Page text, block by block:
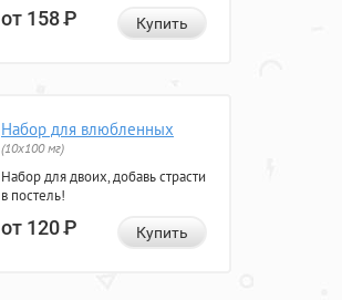
от 158Р Купить
Набор для влюбленных
(10х100 мг)
Набор для двоих, добавь страсти
в постель!
от 120Р Купить